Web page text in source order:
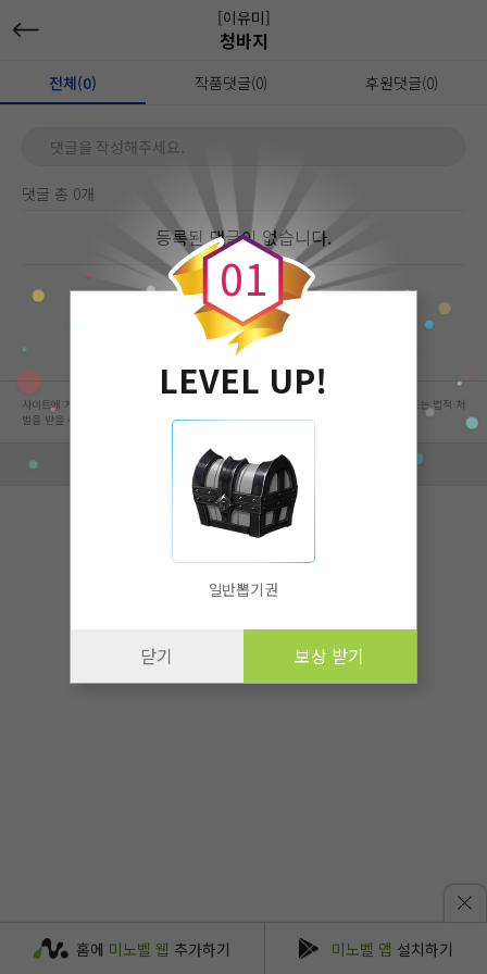
[이유미]
청바지
전체(0) 작품댓글(0) 후원댓글(0)
댓글을 작성해주세요.
댓글 총 0개
등록된 댓글이 없습니다.
0
0
1
LEVEL UP!
일반뽑기권
닫기 보상 받기
홈에 미노벨 웹 추가하기 미노벨 앱 설치하기
사이트에 게시된 컨텐츠는 저작권자의 권리가 있는 컨텐츠로서 무단 복제, 전송, 수정, 배포는 법적 처
벌을 받을 수 있습니다.
회사 정보 자세히 보기